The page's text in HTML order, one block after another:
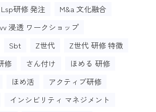
Lsp研修 発注
M&a 文化融合
浸透 ワークショップ
Sbt Z世代
Z世代 研修 特徴
修
さん付け
ほめる 研修
ほめ活
アクティブ研修
インシビリティ マネジメント